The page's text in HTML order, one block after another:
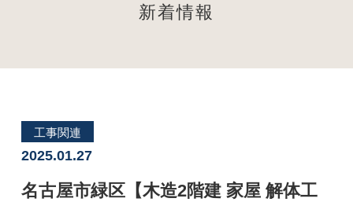
新着情報
工事関連
2025.01.27
名古屋市緑区【木造2階建 家屋 解体工